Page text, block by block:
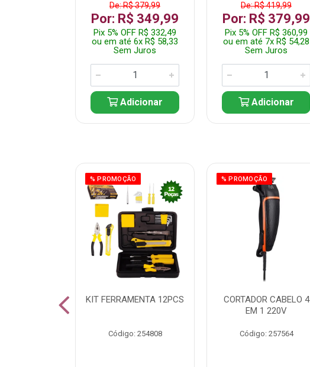
De: R$ 379,99
Por: R$ 349,99
Pix 5% OFF R$ 332,49
ou em até 6x R$ 58,33
Sem Juros
Adicionar
De: R$ 419,99
Por: R$ 379,99
Pix 5% OFF R$ 360,99
ou em até 7x R$ 54,28
Sem Juros
Adicionar
% PROMOÇÃO
KIT FERRAMENTA 12PCS
Código: 254808
% PROMOÇÃO
CORTADOR CABELO 4
EM 1 220V
Código: 257564